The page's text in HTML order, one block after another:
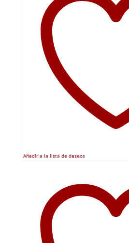
Añadir a la lista de deseos